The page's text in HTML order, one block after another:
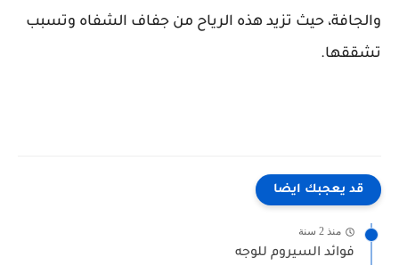
والجافة، حيث تزيد هذه الرياح من جفاف الشفاه وتسبب
تشققها.
قد يعجبك ايضا
منذ 2 سنة
فوائد السيروم للوجه